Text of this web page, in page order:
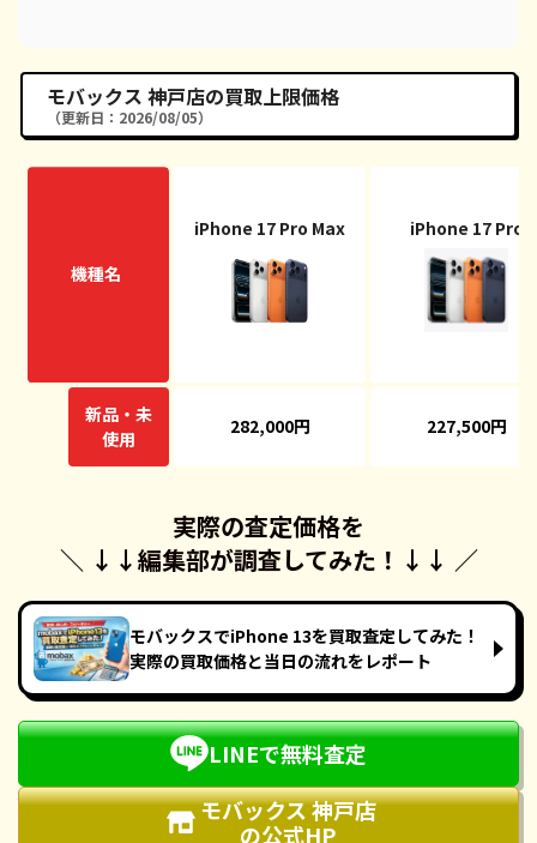
モバックス 神戸店の買取上限価格
（更新日：2026/08/05）
機種名
iPhone 17 Pro Max iPhone 17 Pro
新品・未
使用
282,000円 227,500円
＼ ↓↓
実際の査定価格を
編集部が調査してみた！ ↓↓ ／
モバックスでiPhone 13を買取査定してみた！
実際の買取価格と当日の流れをレポート
LINEで無料査定
モバックス 神戸店
の公式HP